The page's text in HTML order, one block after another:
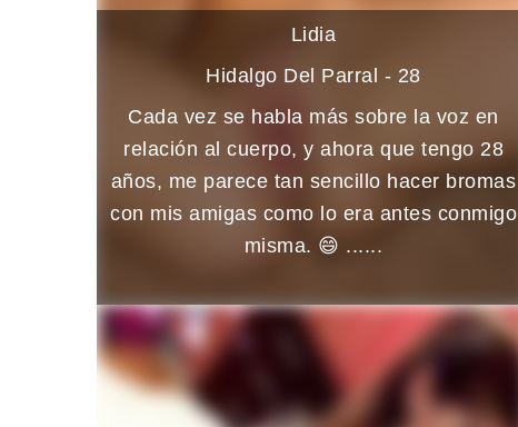
Lidia
Hidalgo Del Parral - 28
Cada vez se habla más sobre la voz en
relación al cuerpo, y ahora que tengo 28
años, me parece tan sencillo hacer bromas
con mis amigas como lo era antes conmigo
misma. 😄 ......